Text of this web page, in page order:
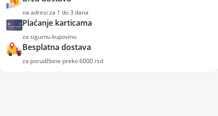
na adresi za 1 do 3 dana
Plaćanje karticama
za sigurnu kupovinu
Besplatna dostava
za porudžbine preko 6000 rsd